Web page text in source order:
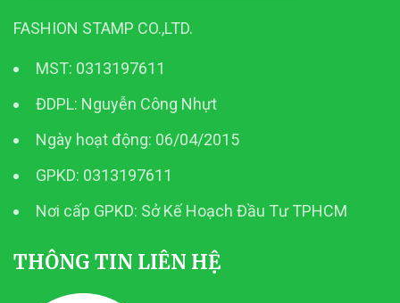
FASHION STAMP CO.,LTD.
MST: 0313197611
ĐDPL: Nguyễn Công Nhựt
Ngày hoạt động: 06/04/2015
GPKD: 0313197611
Nơi cấp GPKD: Sở Kế Hoạch Đầu Tư TPHCM
THÔNG TIN LIÊN HỆ